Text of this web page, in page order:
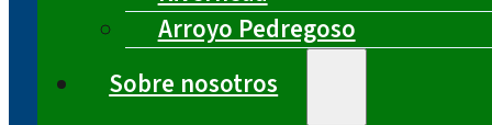
Arroyo Pedregoso
Sobre nosotros